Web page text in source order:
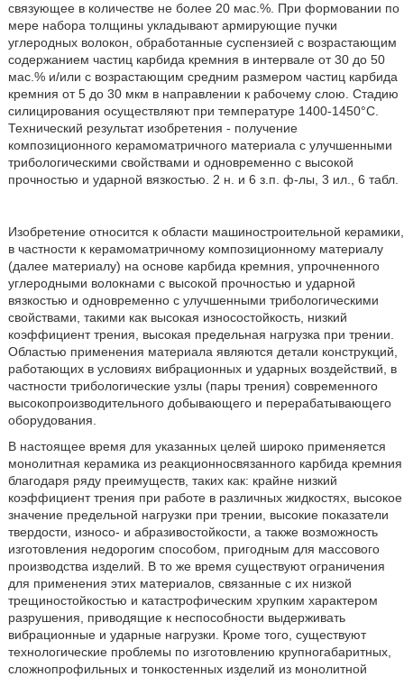
связующее в количестве не более 20 мас.%. При формовании по
мере набора толщины укладывают армирующие пучки
углеродных волокон, обработанные суспензией с возрастающим
содержанием частиц карбида кремния в интервале от 30 до 50
мас.% и/или с возрастающим средним размером частиц карбида
кремния от 5 до 30 мкм в направлении к рабочему слою. Стадию
силицирования осуществляют при температуре 1400-1450°С.
Технический результат изобретения - получение
композиционного керамоматричного материала с улучшенными
трибологическими свойствами и одновременно с высокой
прочностью и ударной вязкостью. 2 н. и 6 з.п. ф-лы, 3 ил., 6 табл.
Изобретение относится к области машиностроительной керамики,
в частности к керамоматричному композиционному материалу
(далее материалу) на основе карбида кремния, упрочненного
углеродными волокнами с высокой прочностью и ударной
вязкостью и одновременно с улучшенными трибологическими
свойствами, такими как высокая износостойкость, низкий
коэффициент трения, высокая предельная нагрузка при трении.
Областью применения материала являются детали конструкций,
работающих в условиях вибрационных и ударных воздействий, в
частности трибологические узлы (пары трения) современного
высокопроизводительного добывающего и перерабатывающего
оборудования.
В настоящее время для указанных целей широко применяется
монолитная керамика из реакционносвязанного карбида кремния
благодаря ряду преимуществ, таких как: крайне низкий
коэффициент трения при работе в различных жидкостях, высокое
значение предельной нагрузки при трении, высокие показатели
твердости, износо- и абразивостойкости, а также возможность
изготовления недорогим способом, пригодным для массового
производства изделий. В то же время существуют ограничения
для применения этих материалов, связанные с их низкой
трещиностойкостью и катастрофическим хрупким характером
разрушения, приводящие к неспособности выдерживать
вибрационные и ударные нагрузки. Кроме того, существуют
технологические проблемы по изготовлению крупногабаритных,
сложнопрофильных и тонкостенных изделий из монолитной